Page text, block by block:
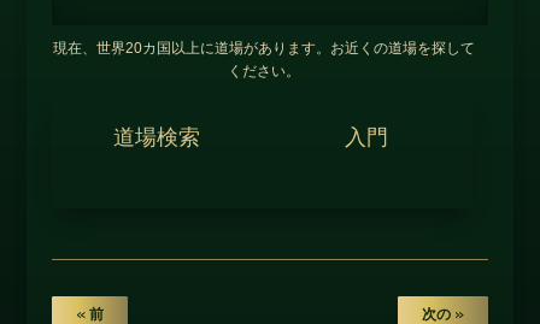
現在、世界20カ国以上に道場があります。お近くの道場を探して
ください。
道場検索 入門
« 前 次の »